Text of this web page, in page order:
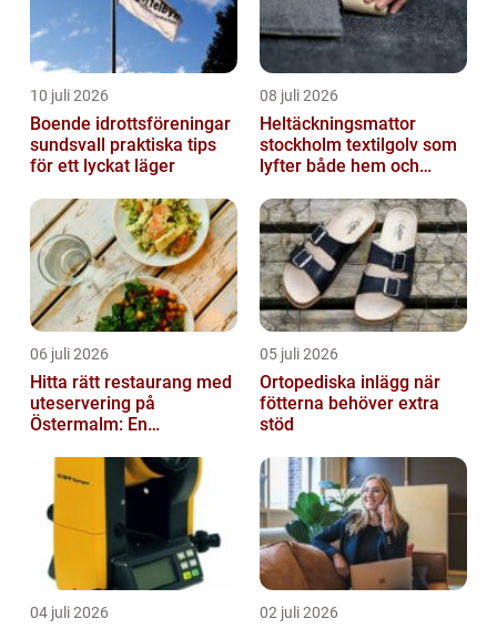
10 juli 2026
Boende idrottsföreningar
sundsvall praktiska tips
för ett lyckat läger
08 juli 2026
Heltäckningsmattor
stockholm textilgolv som
lyfter både hem och
06 juli 2026
Hitta rätt restaurang med
uteservering på
Östermalm: En
i solen
05 juli 2026
Ortopediska inlägg när
fötterna behöver extra
stöd
04 juli 2026 02 juli 2026